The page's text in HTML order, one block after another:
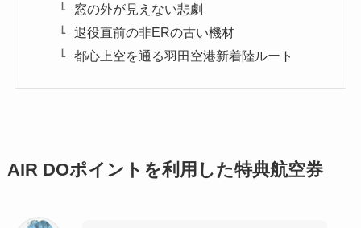
窓の外が見えない悲劇
退役直前の非ERの古い機材
都心上空を通る羽田空港新着陸ルート
AIR DOポイントを利用した特典航空券